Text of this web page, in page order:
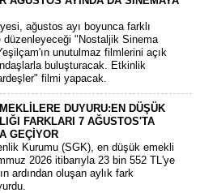
ağustos ayı boyunca farklı
düzenleyeceği "Nostaljik Sinema
unutulmaz filmlerini açık
buluşturacak. Etkinlik
filmi yapacak.
DUYURU:EN DÜŞÜK
FARKLARI 7 AĞUSTOS'TA
GEÇİYOR
Kurumu (SGK), en düşük emekli
2026 itibarıyla 23 bin 552 TL'ye
ardından oluşan aylık fark